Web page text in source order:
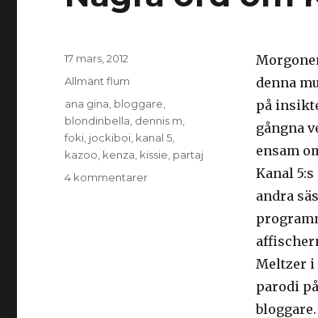
denna
på
gångna
ensam
Kanal
andra
Meltzer i
parodi
Postat
17 mars, 2012
Kategorier
Allmänt flum
Taggar
ana gina bloggare
blondinbella dennis m
foki jockiboi kanal 5
kazoo kenza kissie partaj
4 kommentarertill